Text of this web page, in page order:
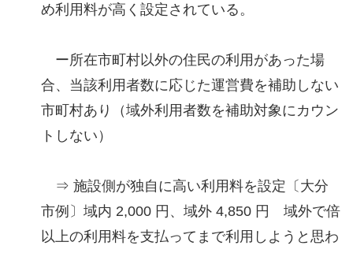
め利用料が高く設定されている。
ー所在市町村以外の住民の利用があった場
合、当該利用者数に応じた運営費を補助しない
市町村あり（域外利用者数を補助対象にカウン
トしない）
⇒ 施設側が独自に高い利用料を設定〔大分
市例〕域内 2,000 円、域外 4,850 円 域外で倍
以上の利用料を支払ってまで利用しようと思わ